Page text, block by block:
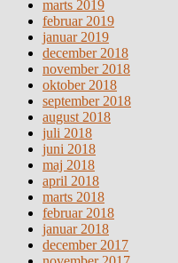
marts 2019
februar 2019
januar 2019
december 2018
november 2018
oktober 2018
september 2018
august 2018
juli 2018
juni 2018
maj 2018
april 2018
marts 2018
februar 2018
januar 2018
december 2017